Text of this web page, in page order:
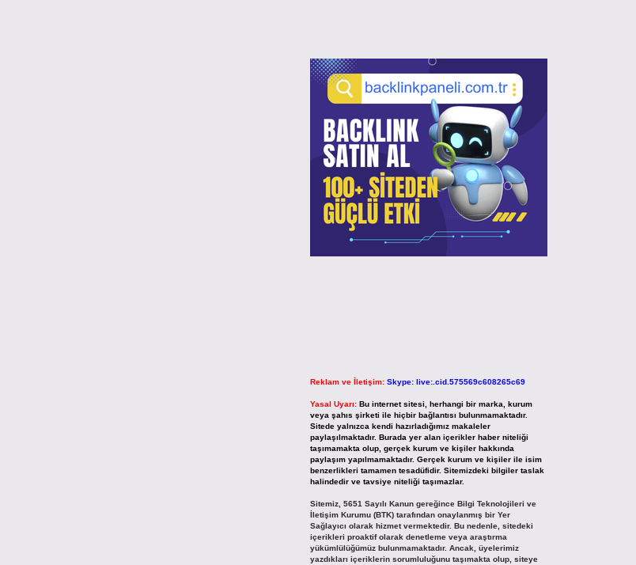
Reklam ve İletişim: Skype: live:.cid.575569c608265c69
Yasal Uyarı: Bu internet sitesi, herhangi bir marka, kurum
veya şahıs şirketi ile hiçbir bağlantısı bulunmamaktadır.
Sitede yalnızca kendi hazırladığımız makaleler
paylaşılmaktadır. Burada yer alan içerikler haber niteliği
taşımamakta olup, gerçek kurum ve kişiler hakkında
paylaşım yapılmamaktadır. Gerçek kurum ve kişiler ile isim
benzerlikleri tamamen tesadüfidir. Sitemizdeki bilgiler taslak
halindedir ve tavsiye niteliği taşımazlar.
Sitemiz, 5651 Sayılı Kanun gereğince Bilgi Teknolojileri ve
İletişim Kurumu (BTK) tarafından onaylanmış bir Yer
Sağlayıcı olarak hizmet vermektedir. Bu nedenle, sitedeki
içerikleri proaktif olarak denetleme veya araştırma
yükümlülüğümüz bulunmamaktadır. Ancak, üyelerimiz
yazdıkları içeriklerin sorumluluğunu taşımakta olup, siteye